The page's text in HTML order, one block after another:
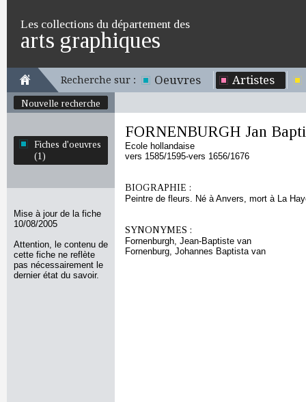
Les collections du département des
arts graphiques
Recherche sur : Oeuvres Artistes
Nouvelle recherche
Fiches d'oeuvres
(1)
Mise à jour de la fiche
10/08/2005
Attention, le contenu de
cette fiche ne reflète
pas nécessairement le
dernier état du savoir.
FORNENBURGH Jan
Ecole hollandaise
vers 1585/1595-vers 1656/1676
BIOGRAPHIE :
Peintre de fleurs. Né à Anvers, mort à La
SYNONYMES :
Fornenburgh, Jean-Baptiste van
Fornenburg, Johannes Baptista van